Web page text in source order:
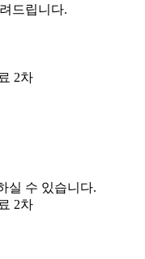
드립니다.
2차
실 수 있습니다.
2차